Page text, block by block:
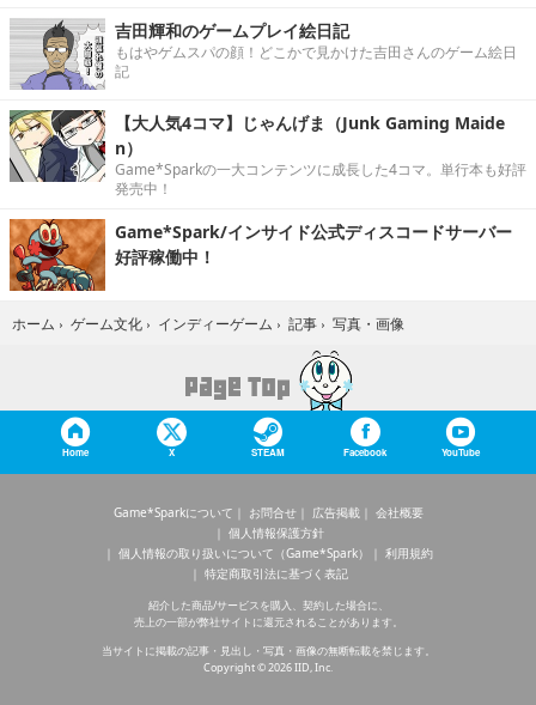
吉田輝和のゲームプレイ絵日記
もはやゲムスパの顔！どこかで見かけた吉田さんのゲーム絵日
記
【大人気4コマ】じゃんげま（Junk Gaming Maide
n）
Game*Sparkの一大コンテンツに成長した4コマ。単行本も好評
発売中！
Game*Spark/インサイド公式ディスコードサーバー
好評稼働中！
ホーム › ゲーム文化 › インディーゲーム › 記事 › 写真・画像
Home X STEAM Facebook YouTube
Game*Sparkについて お問合せ 広告掲載
会社概要
個人情報保護方針
個人情報の取り扱いについて（Game*Spark）
利用規約
特定商取引法に基づく表記
紹介した商品/サービスを購入、契約した場合に、
売上の一部が弊社サイトに還元されることがあります。
当サイトに掲載の記事・見出し・写真・画像の無断転載を禁じます。
Copyright © 2026 IID, Inc.